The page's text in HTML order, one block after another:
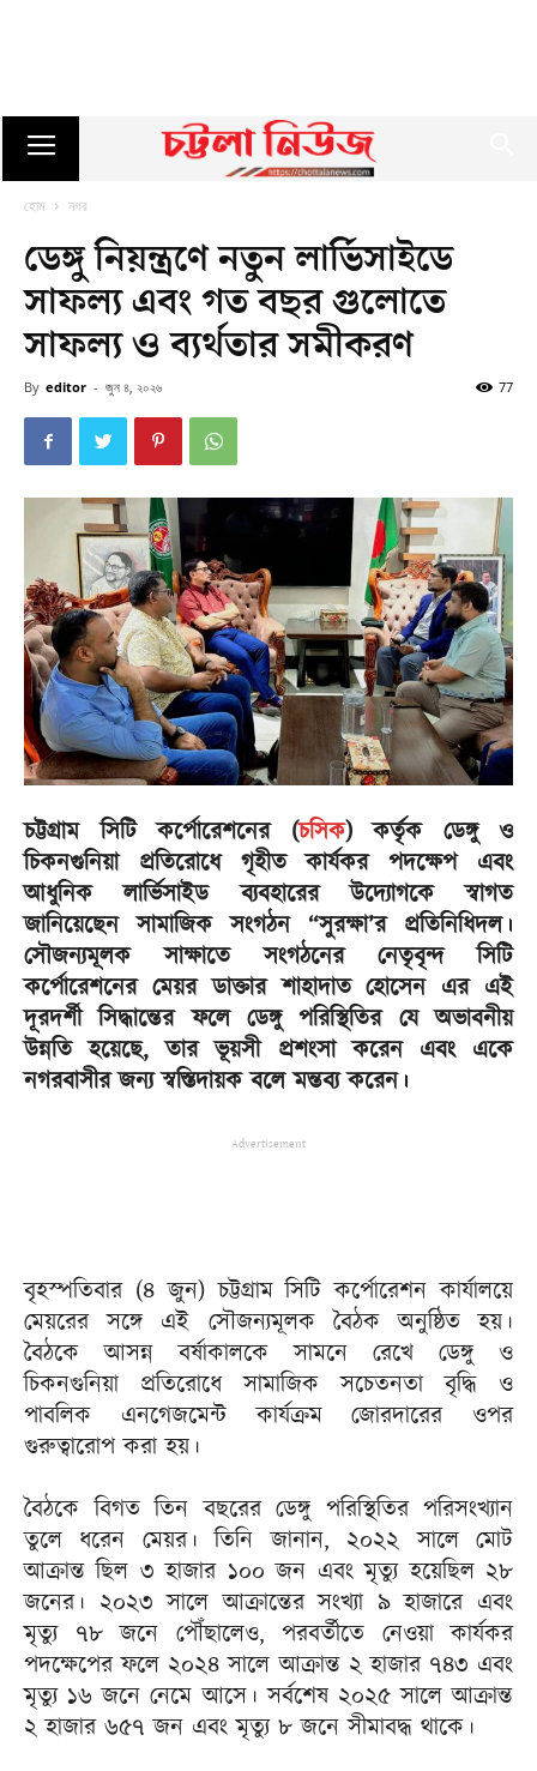
হোম নগর
ডেঙ্গু নিয়ন্ত্রণে নতুন লার্ভিসাইডে
সাফল্য এবং গত বছর গুলোতে
সাফল্য ও ব্যর্থতার সমীকরণ
By editor - জুন ৪, ২০২৬ 77
চট্টগ্রাম সিটি কর্পোরেশনের (চসিক) কর্তৃক ডেঙ্গু ও
চিকনগুনিয়া প্রতিরোধে গৃহীত কার্যকর পদক্ষেপ এবং
আধুনিক লার্ভিসাইড ব্যবহারের উদ্যোগকে স্বাগত
জানিয়েছেন সামাজিক সংগঠন “সুরক্ষা’র প্রতিনিধিদল।
সৌজন্যমূলক সাক্ষাতে সংগঠনের নেতৃবৃন্দ সিটি
কর্পোরেশনের মেয়র ডাক্তার শাহাদাত হোসেন এর এই
দূরদর্শী সিদ্ধান্তের ফলে ডেঙ্গু পরিস্থিতির যে অভাবনীয়
উন্নতি হয়েছে, তার ভূয়সী প্রশংসা করেন এবং একে
নগরবাসীর জন্য স্বস্তিদায়ক বলে মন্তব্য করেন।
Advertisement
বৃহস্পতিবার (৪ জুন) চট্টগ্রাম সিটি কর্পোরেশন কার্যালয়ে
মেয়রের সঙ্গে এই সৌজন্যমূলক বৈঠক অনুষ্ঠিত হয়।
বৈঠকে আসন্ন বর্ষাকালকে সামনে রেখে ডেঙ্গু ও
চিকনগুনিয়া প্রতিরোধে সামাজিক সচেতনতা বৃদ্ধি ও
পাবলিক এনগেজমেন্ট কার্যক্রম জোরদারের ওপর
গুরুত্বারোপ করা হয়।
বৈঠকে বিগত তিন বছরের ডেঙ্গু পরিস্থিতির পরিসংখ্যান
তুলে ধরেন মেয়র। তিনি জানান, ২০২২ সালে মোট
আক্রান্ত ছিল ৩ হাজার ১০০ জন এবং মৃত্যু হয়েছিল ২৮
জনের। ২০২৩ সালে আক্রান্তের সংখ্যা ৯ হাজারে এবং
মৃত্যু ৭৮ জনে পৌঁছালেও, পরবর্তীতে নেওয়া কার্যকর
পদক্ষেপের ফলে ২০২৪ সালে আক্রান্ত ২ হাজার ৭৪৩ এবং
মৃত্যু ১৬ জনে নেমে আসে। সর্বশেষ ২০২৫ সালে আক্রান্ত
২ হাজার ৬৫৭ জন এবং মৃত্যু ৮ জনে সীমাবদ্ধ থাকে।